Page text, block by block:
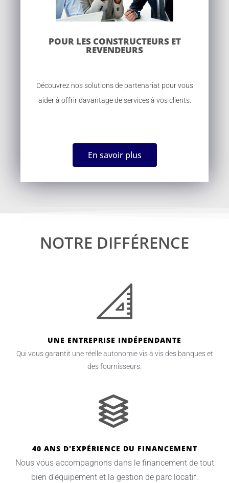
POUR LES CONSTRUCTEURS ET
REVENDEURS
Découvrez nos solutions de partenariat pour vous
aider à offrir davantage de services à vos clients.
En savoir plus
NOTRE DIFFÉRENCE
UNE ENTREPRISE INDÉPENDANTE
Qui vous garantit une réelle autonomie vis à vis des banques et
des fournisseurs.
40 ANS D'EXPÉRIENCE DU FINANCEMENT
Nous vous accompagnons dans le financement de tout
bien d'équipement et la gestion de parc locatif.